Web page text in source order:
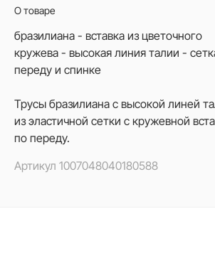
О товаре
бразилиана - вставка из цветочного
кружева - высокая линия талии -
переду и спинке
Трусы бразилиана с высокой линей
из эластичной сетки с кружевной
по переду.
Артикул 1007048040180588